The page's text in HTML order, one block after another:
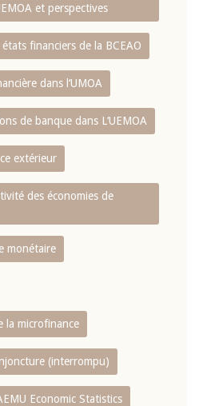
et perspectives
financiers de la BCEAO
dans l‘UMOA
de banque dans L‘UEMOA
extérieur
des économies de
monétaire
la microfinance
(interrompu)
Economic Statistics